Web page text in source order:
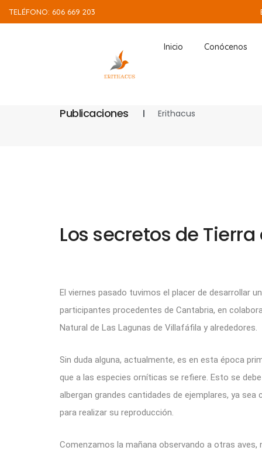
TELÉFONO: 606 669 203
Inicio Conócenos
Publicaciones Erithacus
Los secretos de
El viernes pasado tuvimos el placer de desarrollar
participantes procedentes de Cantabria, en
Natural de Las Lagunas de Villafáfila y alrededores.
Sin duda alguna, actualmente, es en esta época
que a las especies orníticas se refiere. Esto se
albergan grandes cantidades de ejemplares, ya
para realizar su reproducción.
Comenzamos la mañana observando a otras